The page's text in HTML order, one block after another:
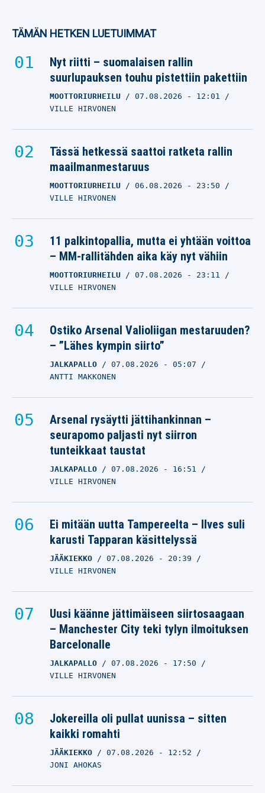
TÄMÄN HETKEN LUETUIMMAT
Nyt riitti – suomalaisen rallin
suurlupauksen touhu pistettiin pakettiin
MOOTTORIURHEILU 07.08.2026 - 12:01
VILLE HIRVONEN
Tässä hetkessä saattoi ratketa rallin
maailmanmestaruus
MOOTTORIURHEILU 06.08.2026 - 23:50
VILLE HIRVONEN
11 palkintopallia, mutta ei yhtään voittoa
– MM-rallitähden aika käy nyt vähiin
MOOTTORIURHEILU 07.08.2026 - 23:11
VILLE HIRVONEN
Ostiko Arsenal Valioliigan mestaruuden?
– ”Lähes kympin siirto”
JALKAPALLO 07.08.2026 - 05:07
ANTTI MAKKONEN
Arsenal rysäytti jättihankinnan –
seurapomo paljasti nyt siirron
tunteikkaat taustat
JALKAPALLO 07.08.2026 - 16:51
VILLE HIRVONEN
Ei mitään uutta Tampereelta – Ilves suli
karusti Tapparan käsittelyssä
JÄÄKIEKKO 07.08.2026 - 20:39
VILLE HIRVONEN
Uusi käänne jättimäiseen siirtosaagaan
– Manchester City teki tylyn ilmoituksen
Barcelonalle
JALKAPALLO 07.08.2026 - 17:50
VILLE HIRVONEN
Jokereilla oli pullat uunissa – sitten
kaikki romahti
JÄÄKIEKKO 07.08.2026 - 12:52
JONI AHOKAS